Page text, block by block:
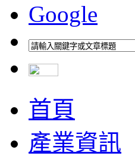
Google
首頁
產業資訊